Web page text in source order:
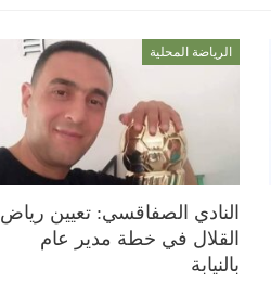
الرياضة المحلية
النادي الصفاقسي: تعيين رياض
القلال في خطة مدير عام
بالنيابة